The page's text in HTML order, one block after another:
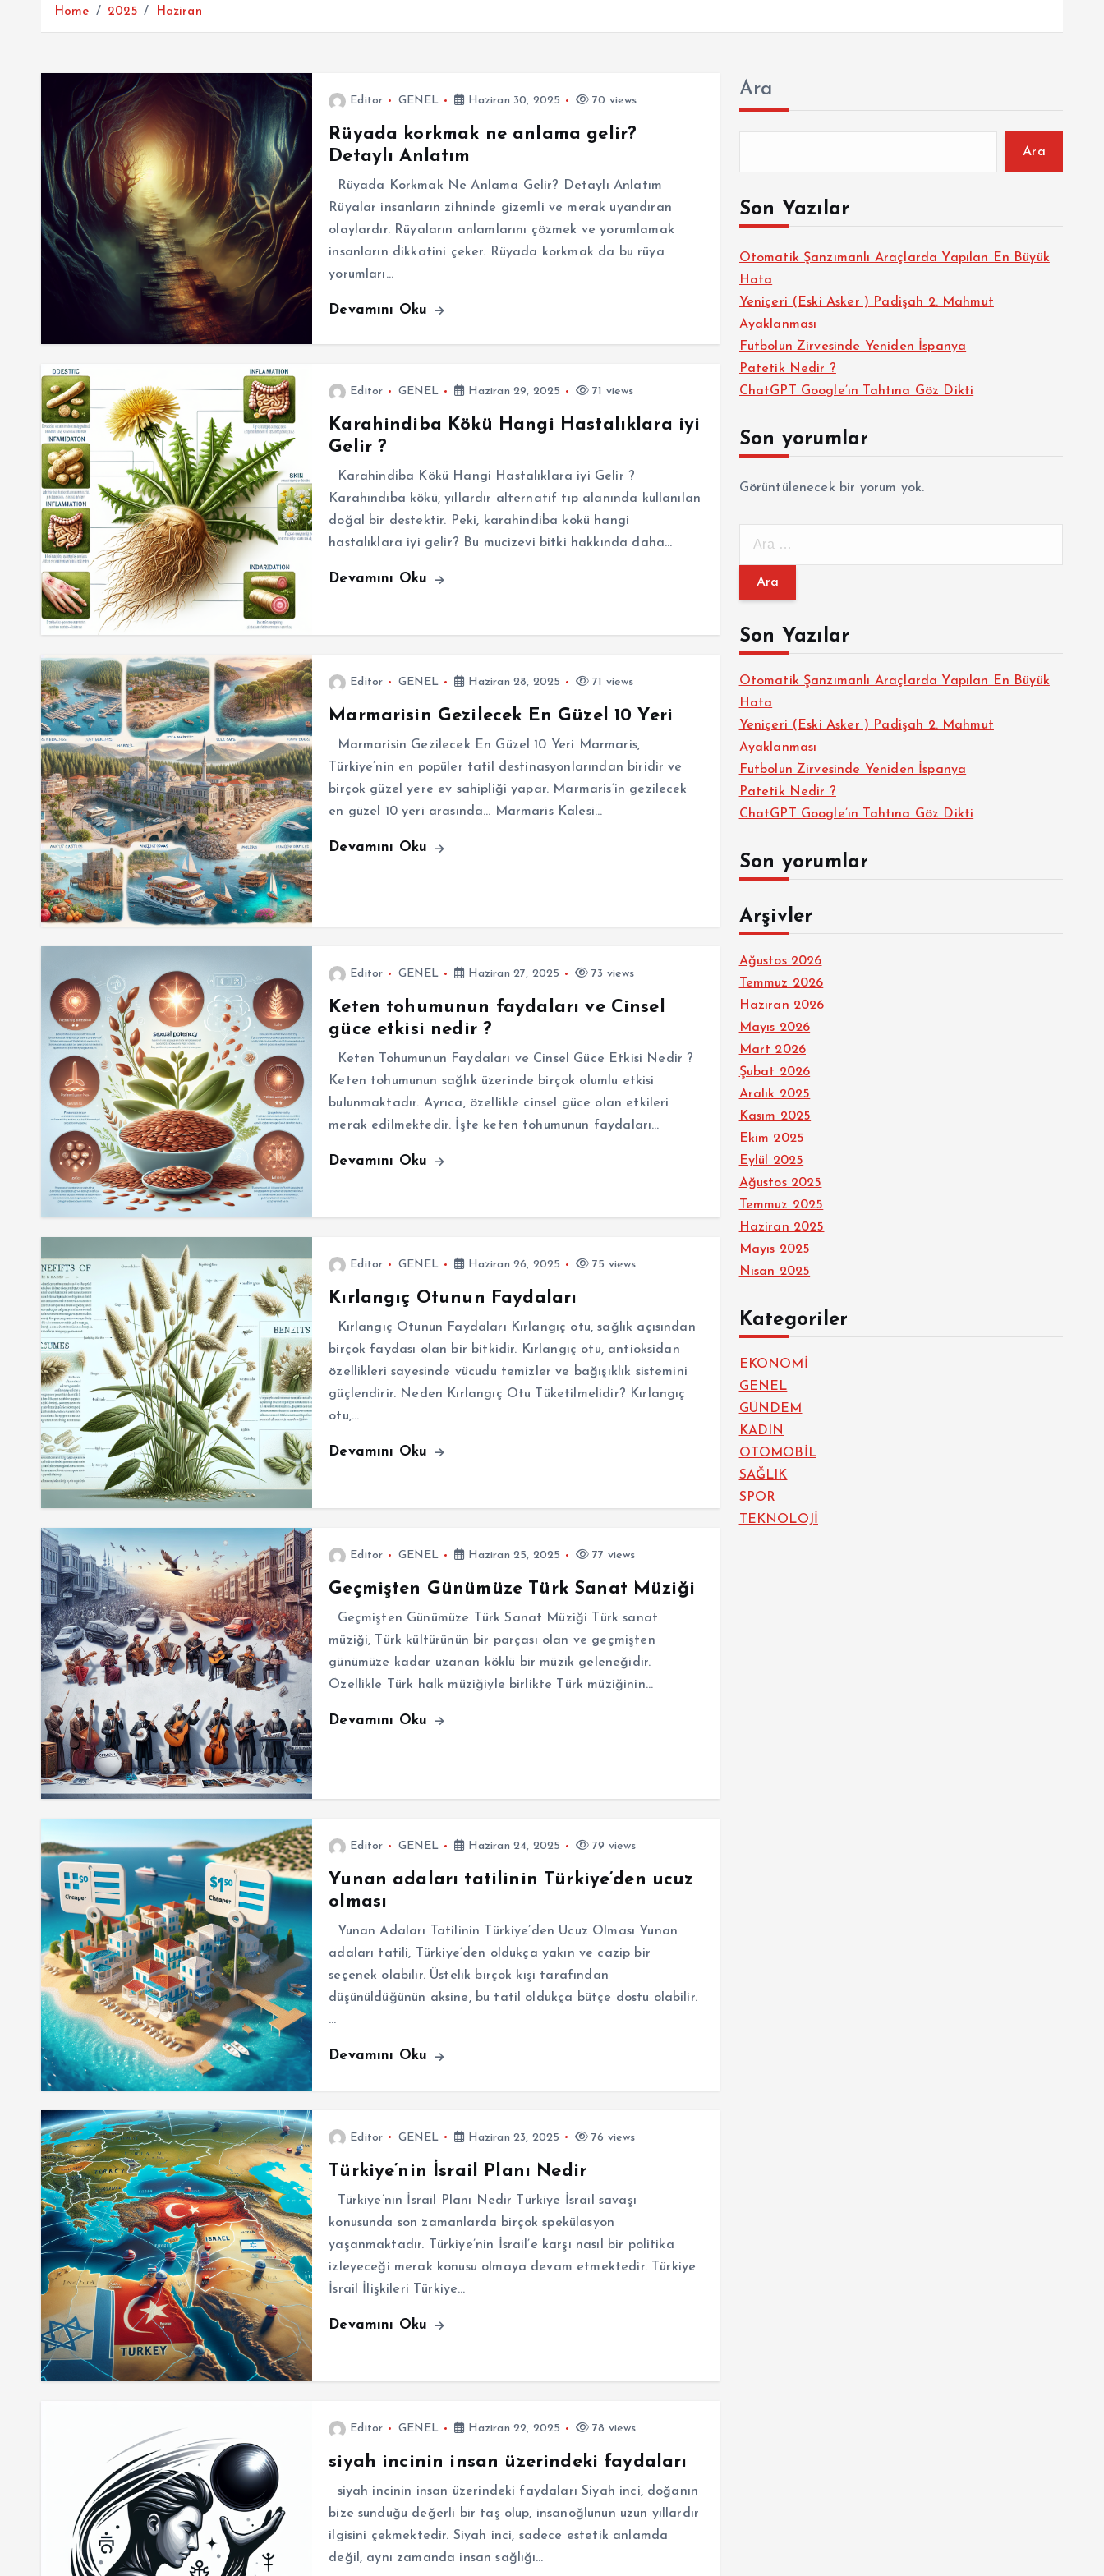
Home 2025 Haziran
Editor GENEL Haziran 30, 2025 70 views
Rüyada korkmak ne anlama gelir?
Detaylı Anlatım
Rüyada Korkmak Ne Anlama Gelir? Detaylı Anlatım
Rüyalar insanların zihninde gizemli ve merak uyandıran
olaylardır. Rüyaların anlamlarını çözmek ve yorumlamak
insanların dikkatini çeker. Rüyada korkmak da bu rüya
yorumları…
Devamını Oku
Editor GENEL Haziran 29, 2025 71 views
Karahindiba Kökü Hangi Hastalıklara iyi
Gelir ?
Karahindiba Kökü Hangi Hastalıklara iyi Gelir ?
Karahindiba kökü, yıllardır alternatif tıp alanında kullanılan
doğal bir destektir. Peki, karahindiba kökü hangi
hastalıklara iyi gelir? Bu mucizevi bitki hakkında daha…
Devamını Oku
Editor GENEL Haziran 28, 2025 71 views
Marmarisin Gezilecek En Güzel 10 Yeri
Marmarisin Gezilecek En Güzel 10 Yeri Marmaris,
Türkiye’nin en popüler tatil destinasyonlarından biridir ve
birçok güzel yere ev sahipliği yapar. Marmaris’in gezilecek
en güzel 10 yeri arasında… Marmaris Kalesi…
Devamını Oku
Editor GENEL Haziran 27, 2025 73 views
Keten tohumunun faydaları ve Cinsel
güce etkisi nedir ?
Keten Tohumunun Faydaları ve Cinsel Güce Etkisi Nedir ?
Keten tohumunun sağlık üzerinde birçok olumlu etkisi
bulunmaktadır. Ayrıca, özellikle cinsel güce olan etkileri
merak edilmektedir. İşte keten tohumunun faydaları…
Devamını Oku
Editor GENEL Haziran 26, 2025 75 views
Kırlangıç Otunun Faydaları
Kırlangıç Otunun Faydaları Kırlangıç otu, sağlık açısından
birçok faydası olan bir bitkidir. Kırlangıç otu, antioksidan
özellikleri sayesinde vücudu temizler ve bağışıklık sistemini
güçlendirir. Neden Kırlangıç Otu Tüketilmelidir? Kırlangıç
otu,…
Devamını Oku
Editor GENEL Haziran 25, 2025 77 views
Geçmişten Günümüze Türk Sanat Müziği
Geçmişten Günümüze Türk Sanat Müziği Türk sanat
müziği, Türk kültürünün bir parçası olan ve geçmişten
günümüze kadar uzanan köklü bir müzik geleneğidir.
Özellikle Türk halk müziğiyle birlikte Türk müziğinin…
Devamını Oku
Editor GENEL Haziran 24, 2025 79 views
Yunan adaları tatilinin Türkiye’den ucuz
olması
Yunan Adaları Tatilinin Türkiye’den Ucuz Olması Yunan
adaları tatili, Türkiye’den oldukça yakın ve cazip bir
seçenek olabilir. Üstelik birçok kişi tarafından
düşünüldüğünün aksine, bu tatil oldukça bütçe dostu olabilir.
…
Devamını Oku
Editor GENEL Haziran 23, 2025 76 views
Türkiye’nin İsrail Planı Nedir
Türkiye’nin İsrail Planı Nedir Türkiye İsrail savaşı
konusunda son zamanlarda birçok spekülasyon
yaşanmaktadır. Türkiye’nin İsrail’e karşı nasıl bir politika
izleyeceği merak konusu olmaya devam etmektedir. Türkiye
İsrail İlişkileri Türkiye…
Devamını Oku
Editor GENEL Haziran 22, 2025 78 views
siyah incinin insan üzerindeki faydaları
siyah incinin insan üzerindeki faydaları Siyah inci, doğanın
bize sunduğu değerli bir taş olup, insanoğlunun uzun yıllardır
ilgisini çekmektedir. Siyah inci, sadece estetik anlamda
değil, aynı zamanda insan sağlığı…
Ara
Ara
Son Yazılar
Otomatik Şanzımanlı Araçlarda Yapılan En Büyük
Hata
Yeniçeri (Eski Asker ) Padişah 2. Mahmut
Ayaklanması
Futbolun Zirvesinde Yeniden İspanya
Patetik Nedir ?
ChatGPT Google’ın Tahtına Göz Dikti
Son yorumlar
Görüntülenecek bir yorum yok.
m
:Son Yazılar
Otomatik Şanzımanlı Araçlarda Yapılan En Büyük
Hata
Yeniçeri (Eski Asker ) Padişah 2. Mahmut
Ayaklanması
Futbolun Zirvesinde Yeniden İspanya
Patetik Nedir ?
ChatGPT Google’ın Tahtına Göz Dikti
Son yorumlar
Arşivler
Ağustos 2026
Temmuz 2026
Haziran 2026
Mayıs 2026
Mart 2026
Şubat 2026
Aralık 2025
Kasım 2025
Ekim 2025
Eylül 2025
Ağustos 2025
Temmuz 2025
Haziran 2025
Mayıs 2025
Nisan 2025
Kategoriler
EKONOMİ
GENEL
GÜNDEM
KADIN
OTOMOBİL
SAĞLIK
SPOR
TEKNOLOJİ